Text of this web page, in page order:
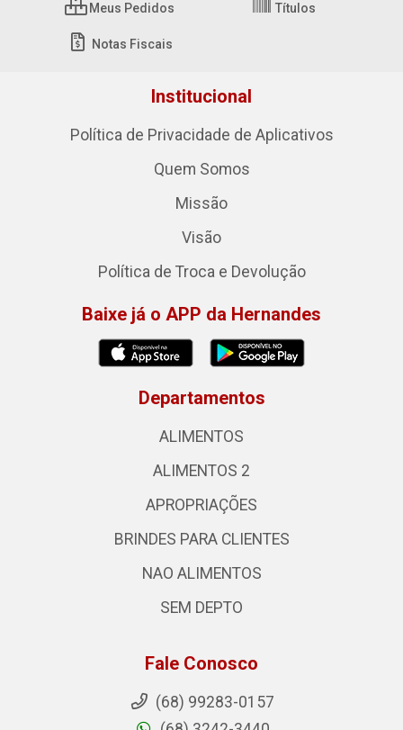
Meus Pedidos Títulos
Notas Fiscais
Institucional
Política de Privacidade de Aplicativos
Quem Somos
Missão
Visão
Política de Troca e Devolução
Baixe já o APP da Hernandes
Departamentos
ALIMENTOS
ALIMENTOS 2
APROPRIAÇÕES
BRINDES PARA CLIENTES
NAO ALIMENTOS
SEM DEPTO
Fale Conosco
(68) 99283-0157